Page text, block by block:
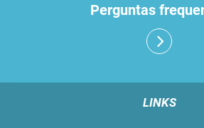
Perguntas
LINKS